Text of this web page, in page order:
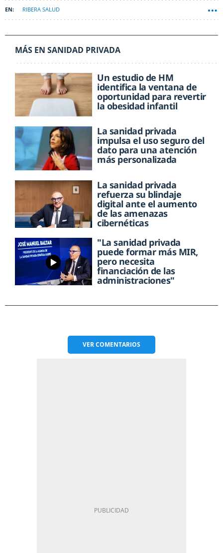
RIBERA SALUD
MÁS EN SANIDAD PRIVADA
Un estudio de HM
identifica la ventana de
oportunidad para revertir
la obesidad infantil
La sanidad privada
impulsa el uso seguro del
dato para una atención
más personalizada
La sanidad privada
refuerza su blindaje
digital ante el aumento
de las amenazas
cibernéticas
"La sanidad privada
puede formar más MIR,
pero necesita
financiación de las
administraciones"
VERCOMENTARIOS